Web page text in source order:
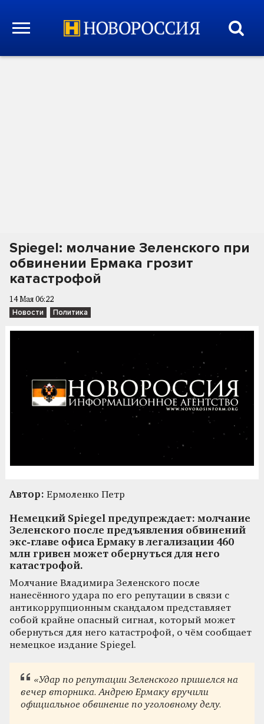
Spiegel: молчание Зеленского при
обвинении Ермака грозит
катастрофой
14 Мая 06:22
Новости Политика
Автор: Ермоленко Петр
Немецкий Spiegel предупреждает: молчание
Зеленского после предъявления обвинений
экс-главе офиса Ермаку в легализации 460
млн гривен может обернуться для него
катастрофой.
Молчание Владимира Зеленского после
нанесённого удара по его репутации в связи с
антикоррупционным скандалом представляет
собой крайне опасный сигнал, который может
обернуться для него катастрофой, о чём сообщает
немецкое издание Spiegel.
«Удар по репутации Зеленского пришелся на
вечер вторника. Андрею Ермаку вручили
официальное обвинение по уголовному делу.